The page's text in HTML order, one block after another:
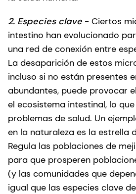
2. Especies clave - Ciertos
intestino han evolucionado
una red de conexión entre
La desaparición de estos
incluso si no están presentes
abundantes, puede provocar
el ecosistema intestinal, lo
problemas de salud. Un
en la naturaleza es la estrella
Regula las poblaciones de
para que prosperen
(y las comunidades que
igual que las especies clave